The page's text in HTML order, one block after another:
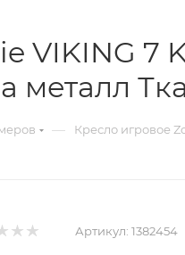
VIKING 7
металл
— Кресло игровое
Артикул: 1382454